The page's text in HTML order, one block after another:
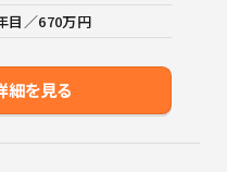
目／670万円
細を見る